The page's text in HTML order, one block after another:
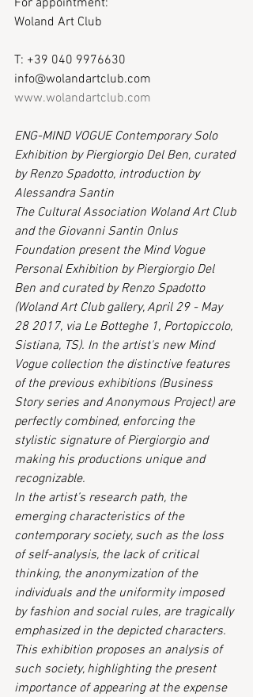
Woland Art Club
T: +39 040 9976630
info@wolandartclub.com
www.wolandartclub.com
ENG-MIND VOGUE Contemporary Solo
Exhibition by Piergiorgio Del Ben, curated
by Renzo Spadotto, introduction by
Alessandra Santin
The Cultural Association Woland Art Club
and the Giovanni Santin Onlus
Foundation present the Mind Vogue
Personal Exhibition by Piergiorgio Del
Ben and curated by Renzo Spadotto
(Woland Art Club gallery, April 29 - May
28 2017, via Le Botteghe 1, Portopiccolo,
Sistiana, TS). In the artist's new Mind
Vogue collection the distinctive features
of the previous exhibitions (Business
Story series and Anonymous Project) are
perfectly combined, enforcing the
stylistic signature of Piergiorgio and
making his productions unique and
recognizable.
In the artist’s research path, the
emerging characteristics of the
contemporary society, such as the loss
of self-analysis, the lack of critical
thinking, the anonymization of the
individuals and the uniformity imposed
by fashion and social rules, are tragically
emphasized in the depicted characters.
This exhibition proposes an analysis of
such society, highlighting the present
importance of appearing at the expense